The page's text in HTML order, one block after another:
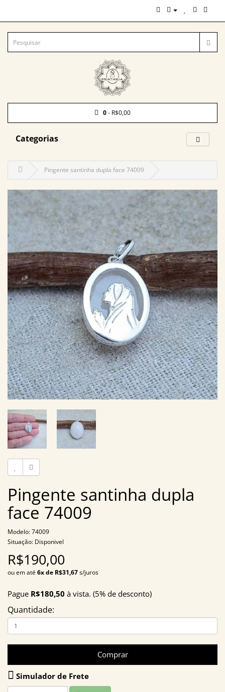
0- R$0,00
Categorias
Pingente santinha dupla face 74009
Pingente santinha dupla
face 74009
Modelo: 74009
Situação: Disponivel
R$190,00
ou em até6x de R$31,67s/juros
Pague R$180,50 à vista. (5% de desconto)
Quantidade:
Comprar
Simulador de Frete